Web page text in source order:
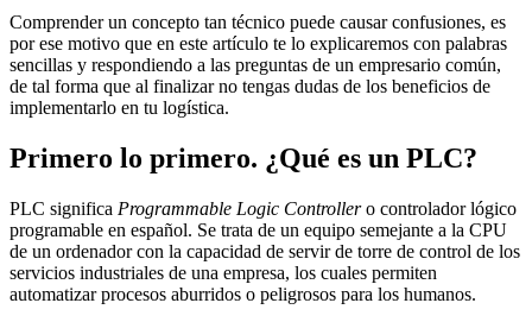
Comprender un concepto tan técnico puede causar confusiones, es
por ese motivo que en este artículo te lo explicaremos con palabras
sencillas y respondiendo a las preguntas de un empresario común,
de tal forma que al finalizar no tengas dudas de los beneficios de
implementarlo en tu logística.
Primero lo primero. ¿Qué es un PLC?
PLC significa Programmable Logic Controllero controlador lógico
programable en español. Se trata de un equipo semejante a la CPU
de un ordenador con la capacidad de servir de torre de control de los
servicios industriales de una empresa, los cuales permiten
automatizar procesos aburridos o peligrosos para los humanos.